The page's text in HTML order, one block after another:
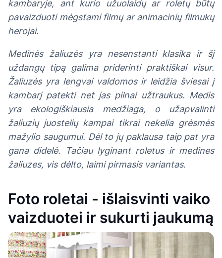
kambaryje, ant kurio užuolaidų ar roletų būtų
pavaizduoti mėgstami filmų ar animacinių filmukų
herojai.
Medinės žaliuzės yra nesenstanti klasika ir šį
uždangų tipą galima priderinti praktiškai visur.
Žaliuzės yra lengvai valdomos ir leidžia šviesai į
kambarį patekti net jas pilnai užtraukus. Medis
yra ekologiškiausia medžiaga, o užapvalinti
žaliuzių juostelių kampai tikrai nekelia grėsmės
mažylio saugumui. Dėl to jų paklausa taip pat yra
gana didelė. Tačiau lyginant roletus ir medines
žaliuzes, vis dėlto, laimi pirmasis variantas.
Foto roletai - išlaisvinti vaiko
vaizduotei ir sukurti jaukumą